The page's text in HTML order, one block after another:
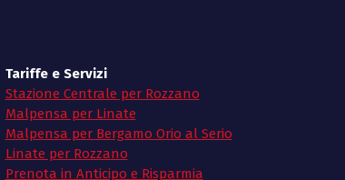
Tariffe e Servizi
Stazione Centrale per Rozzano
Malpensa per Linate
Malpensa per Bergamo Orio al Serio
Linate per Rozzano
Prenota in Anticipo e Risparmia